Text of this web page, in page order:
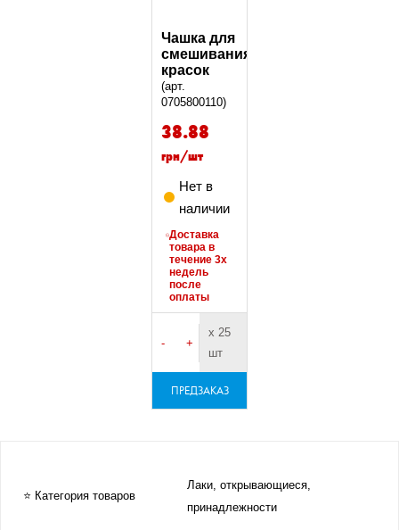
Чашка для
смешивания
красок
(арт.
0705800110)
38.88
грн/шт
Нет в
наличии
Доставка
товара в
течение 3х
недель
после
оплаты
- +
х 25
шт
ПРЕДЗАКАЗ
⭐ Категория товаров
Лаки, открывающиеся,
принадлежности